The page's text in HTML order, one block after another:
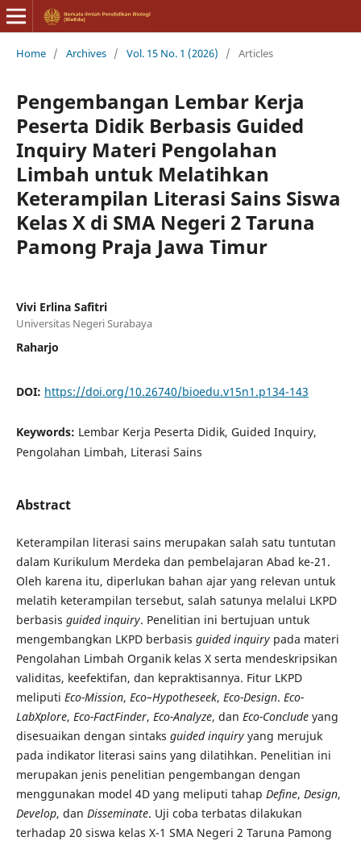
Home / Archives / Vol. 15 No. 1 (2026) / Articles
Pengembangan Lembar Kerja
Peserta Didik Berbasis Guided
Inquiry Materi Pengolahan
Limbah untuk Melatihkan
Keterampilan Literasi Sains Siswa
Kelas X di SMA Negeri 2 Taruna
Pamong Praja Jawa Timur
Vivi Erlina Safitri
Universitas Negeri Surabaya
Raharjo
DOI: https://doi.org/10.26740/bioedu.v15n1.p134-143
Keywords: Lembar Kerja Peserta Didik, Guided Inquiry,
Pengolahan Limbah, Literasi Sains
Abstract
Keterampilan literasi sains merupakan salah satu tuntutan
dalam Kurikulum Merdeka dan pembelajaran Abad ke-21.
Oleh karena itu, diperlukan bahan ajar yang relevan untuk
melatih keterampilan tersebut, salah satunya melalui LKPD
berbasis guided inquiry. Penelitian ini bertujuan untuk
mengembangkan LKPD berbasis guided inquirypada materi
Pengolahan Limbah Organik kelas X serta mendeskripsikan
validitas, keefektifan, dan kepraktisannya. Fitur LKPD
meliputi Eco-Mission, Eco–Hypotheseek, Eco-Design. Eco-
LabXplore, Eco-FactFinder, Eco-Analyze, dan Eco-Concludeyang
disesuaikan dengan sintaks guided inquiryyang merujuk
pada indikator literasi sains yang dilatihkan. Penelitian ini
merupakan jenis penelitian pengembangan dengan
menggunakan model 4D yang meliputi tahap Define, Design,
Develop, dan Disseminate. Uji coba terbatas dilakukan
terhadap 20 siswa kelas X-1 SMA Negeri 2 Taruna Pamong